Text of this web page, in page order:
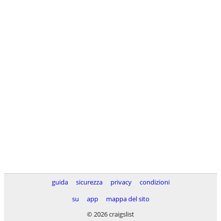
guida sicurezza privacy
condizioni
su
app
mappa del sito
© 2026 craigslist